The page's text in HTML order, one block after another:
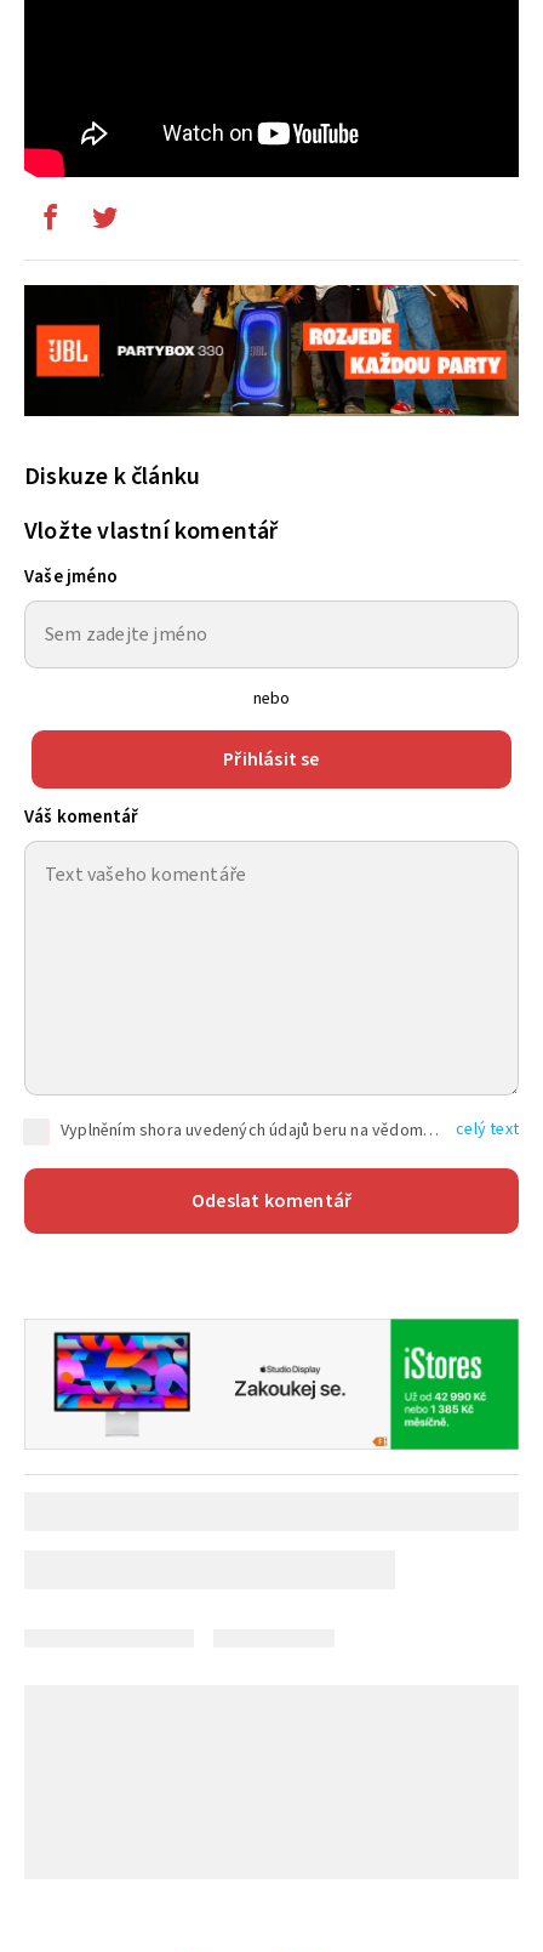
Diskuze k článku
Vložte vlastní komentář
Vaše jméno
nebo
Přihlásit se
Váš komentář
Vyplněním shora uvedených údajů beru na vědomí, že společnost TEXT FACTORY s.r.o., sídlem Brno, Durďákova 336/29, Černá Pole, PSČ: 613 00, IČ: 06157831, zapsané u Krajského soudu v Brně, oddíl C, vložka 100399, bude zpracovávat mé osobní údaje uvedené v rámci mnou vyplněného registračního formuláře na základě oprávněných zájmů TEXT FACTORY s.r.o. dle čl. 6 odst. 1 písm. f) GDPR a pro splnění právních povinností (čl. 6 odst. 1 písm. c) GDPR), a to pro tyto účely: nezbytnost zajistit oprávnění návštěvníka webových stránek provozovaných společností TEXT FACTORY s.r.o. přispívat aktivně ke zveřejněným článkům nebo v rámci diskusních fór a výkon práv TEXT FACTORY s.r.o. jako administrátora těchto diskusních fór. Více informací o zpracování osobních údajů a právech lze nalézt v celý text